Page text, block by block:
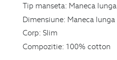
Tip manseta: Maneca lunga
Dimensiune: Maneca lunga
Corp: Slim
Compozitie: 100% cotton